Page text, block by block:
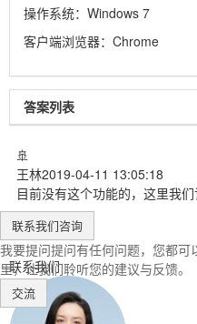
操作系统： Windows 7
客户端浏览器： Chrome
答案列表
🚢
王林2019-04-11 13:05:18
目前没有这个功能的，这里我们
联系我们
联系我们咨询
我要提问提问有任何问题，您都可
里，让我们聆听您的建议与反馈。
交流